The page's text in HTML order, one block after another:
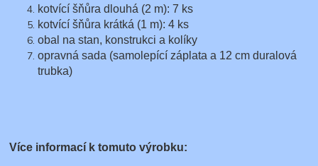
kotvící šňůra dlouhá (2 m): 7 ks
kotvící šňůra krátká (1 m): 4 ks
obal na stan, konstrukci a kolíky
opravná sada (samolepící záplata a 12 cm duralová
trubka)
Více informací k tomuto výrobku: